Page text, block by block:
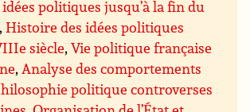
politiques jusqu’à la fin du
,Histoire des idées politiques
siècle,Vie politique française
, Analyse des comportements
politique controverses